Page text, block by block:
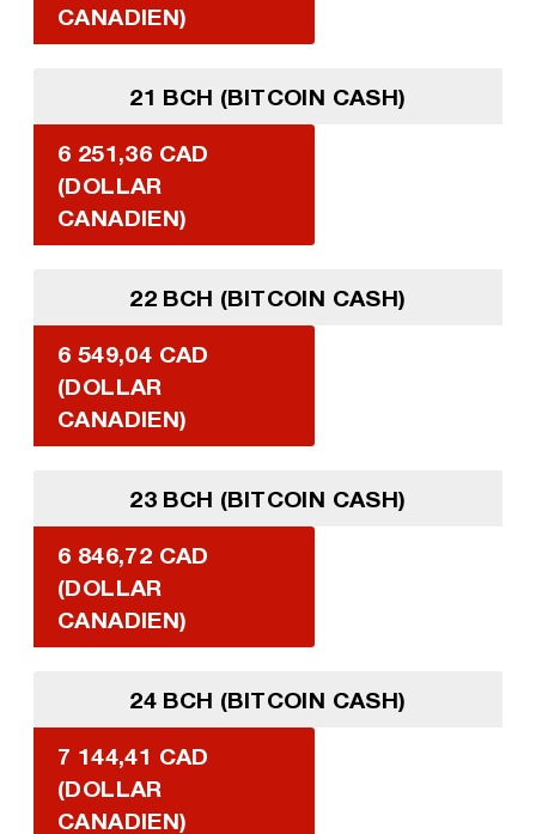
CANADIEN)
21 BCH (BITCOIN CASH)
6 251,36 CAD
(DOLLAR
CANADIEN)
22 BCH (BITCOIN CASH)
6 549,04 CAD
(DOLLAR
CANADIEN)
23 BCH (BITCOIN CASH)
6 846,72 CAD
(DOLLAR
CANADIEN)
24 BCH (BITCOIN CASH)
7 144,41 CAD
(DOLLAR
CANADIEN)